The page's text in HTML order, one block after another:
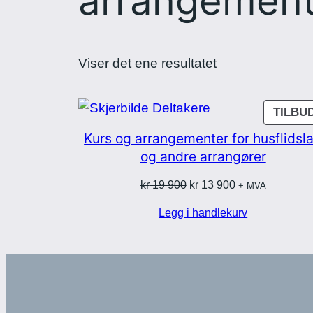
Viser det ene resultatet
Kurs og arrangementer for
og andre arrangører
kr19 900 Opprinnelig
var:
kr13 900Nåværende
er:
+ MVA
Legg i handlekurv